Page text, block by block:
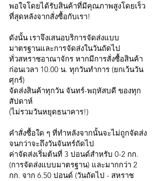
พอใจโดยได้รับสินค้าที่มีคุณภาพสูงโดยเร็ว
ที่สุดหลังจากสั่งซื้อกับเรา!
ดังนั้น เราจึงเสนอบริการจัดส่งแบบ
มาตรฐานและการจัดส่งในวันถัดไป
ทั่วสหราชอาณาจักร หากมีการสั่งซื้อสินค้า
ก่อนเวลา 10.00 น. ทุกวันทำการ (ยกเว้นวัน
ศุกร์)
จัดส่งสินค้าทุกวัน จันทร์-พฤหัสบดี ของทุก
สัปดาห์
(ไม่รวมวันหยุดธนาคาร!)
คำสั่งซื้อใด ๆ ที่ทำหลังจากนั้นจะไม่ถูกจัดส่ง
จนกว่าจะถึงวันจันทร์ถัดไป
ค่าจัดส่งเริ่มต้นที่ 3 ปอนด์สำหรับ 0-2 กก.
(การจัดส่งแบบมาตรฐาน) และมากกว่า 2
กก. จาก 6.50 ปอนด์ (วันถัดไป - สหราช